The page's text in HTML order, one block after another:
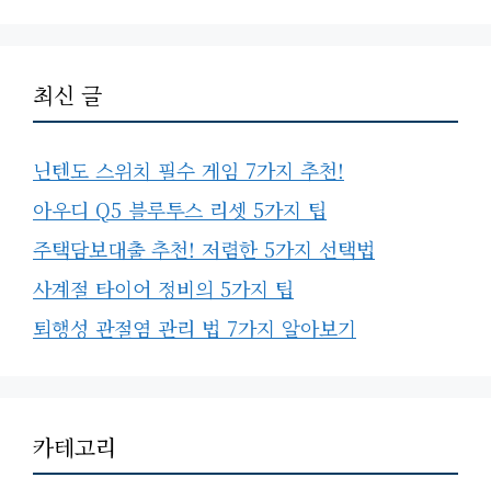
최신 글
닌텐도 스위치 필수 게임 7가지 추천!
아우디 Q5 블루투스 리셋 5가지 팁
주택담보대출 추천! 저렴한 5가지 선택법
사계절 타이어 정비의 5가지 팁
퇴행성 관절염 관리 법 7가지 알아보기
카테고리